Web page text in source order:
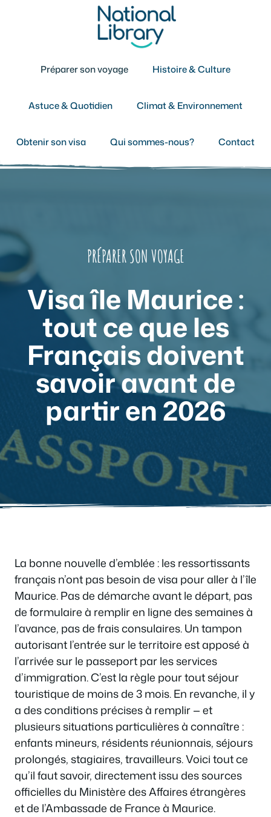
Préparer son voyage Histoire & Culture
Astuce & Quotidien Climat & Environnement
Obtenir son visa Qui sommes-nous? Contact
PRÉPARER SON VOYAGE
Visa île Maurice :
tout ce que les
Français doivent
savoir avant de
partir en 2026
La bonne nouvelle d’emblée : les ressortissants
français n’ont pas besoin de visa pour aller à l’île
Maurice. Pas de démarche avant le départ, pas
de formulaire à remplir en ligne des semaines à
l’avance, pas de frais consulaires. Un tampon
autorisant l’entrée sur le territoire est apposé à
l’arrivée sur le passeport par les services
d’immigration. C’est la règle pour tout séjour
touristique de moins de 3 mois. En revanche, il y
a des conditions précises à remplir — et
plusieurs situations particulières à connaître :
enfants mineurs, résidents réunionnais, séjours
prolongés, stagiaires, travailleurs. Voici tout ce
qu’il faut savoir, directement issu des sources
officielles du Ministère des Affaires étrangères
et de l’Ambassade de France à Maurice.